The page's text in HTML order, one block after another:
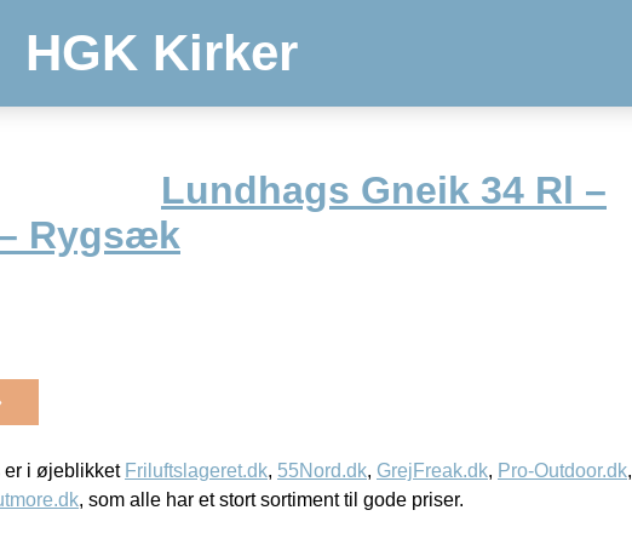
HGK Kirker
Lundhags Gneik 34 Rl –
Rygsæk
er i øjeblikket Friluftslageret.dk, 55Nord.dk, GrejFreak.dk, Pro-Outdoor.dk,
, som alle har et stort sortiment til gode priser.